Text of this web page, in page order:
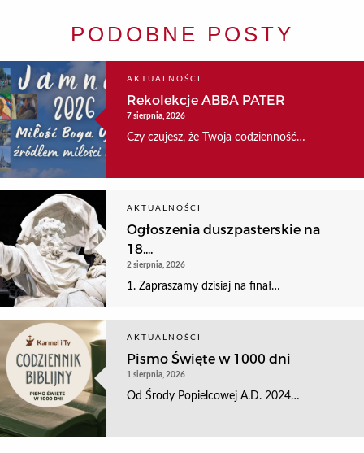
PODOBNE POSTY
AKTUALNOŚCI
Rekolekcje ABBA PATER
7 sierpnia, 2026
Czy czujesz, że Twoja codzienność…
AKTUALNOŚCI
Ogłoszenia duszpasterskie na
18....
2 sierpnia, 2026
1. Zapraszamy dzisiaj na finał…
AKTUALNOŚCI
Pismo Święte w 1000 dni
1 sierpnia, 2026
Od Środy Popielcowej A.D. 2024…